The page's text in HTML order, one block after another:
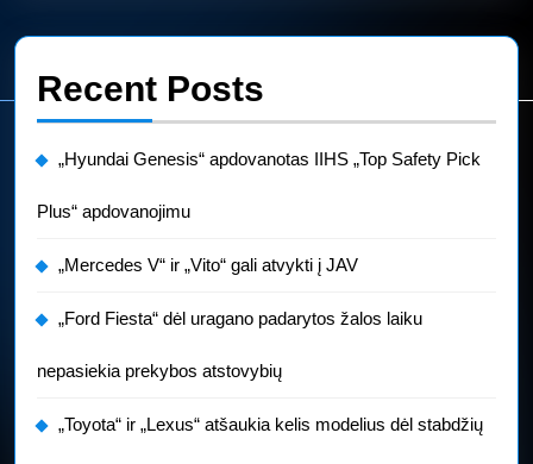
Recent Posts
„Hyundai Genesis“ apdovanotas IIHS „Top Safety Pick
Plus“ apdovanojimu
„Mercedes V“ ir „Vito“ gali atvykti į JAV
„Ford Fiesta“ dėl uragano padarytos žalos laiku
nepasiekia prekybos atstovybių
„Toyota“ ir „Lexus“ atšaukia kelis modelius dėl stabdžių